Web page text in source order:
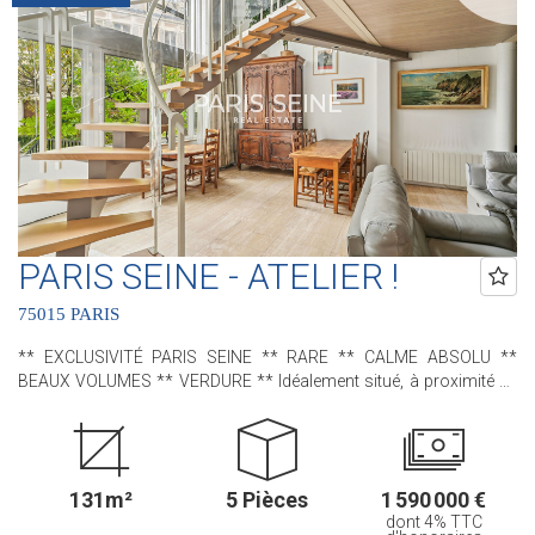
accessible par un escalier intérieur : trois chambres , deux salles
de bains avec leur propre water-closet et de nombreux
rangements. Une cave en sous-sol complète ce bien. Contactez
nous pour plus de renseignements ! .............................................. Le
Groupe PARIS SEINE, c'est 5 Agences au Coeur de Paris !! et 3
Agences dans le 6ème arrondissement : Agence Cherche-Midi - 59
rue du Cherche-Midi - PARIS 6 Agence Sèvres/Vaneau - 85 rue de
Sèvres - PARIS 6 Agence Rennes/Saint-Germain - 83 rue de Rennes
- PARIS 6 (ACHAT - VENTE - LOCATION - GESTION - SUCCESSION -
ÉVALUATION OFFERTE SOUS 24 H).
PARIS SEINE - ATELIER !
75015 PARIS
** EXCLUSIVITÉ PARIS SEINE ** RARE ** CALME ABSOLU **
BEAUX VOLUMES ** VERDURE ** Idéalement situé, à proximité de
plaisir de vous proposer, cet appartement - ancien atelier d'artiste -
situé au sein de la charmante Villa Gabriel ; une très jolie
copropriété, sécurisée avec gardien, qui bénéficie d'une allée privée,
pavée et arborée. Dès l'entrée, une sensation d'espace opère grâce
à ses beaux volumes, sa mezzanine, sa très grande baie vitrée
131m² 5 Pièces 1 590 000 €
dont 4% TTC